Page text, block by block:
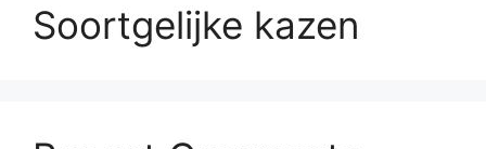
Soortgelijke kazen